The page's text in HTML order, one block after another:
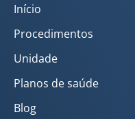
Início
Procedimentos
Unidade
Planos de saúde
Blog